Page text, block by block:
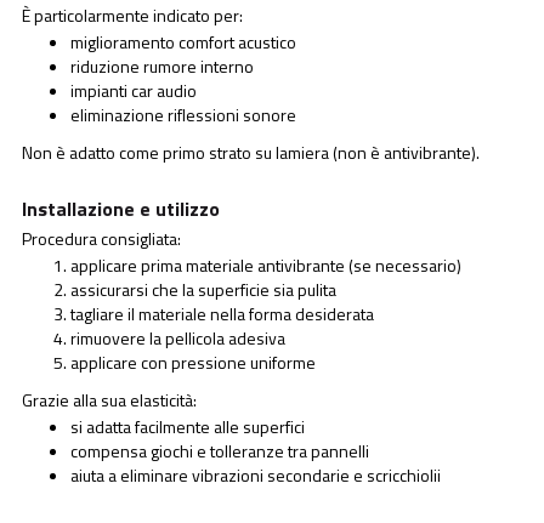
È particolarmente indicato per:
miglioramento comfort acustico
riduzione rumore interno
impianti car audio
eliminazione riflessioni sonore
Non è adatto come primo strato su lamiera (non è antivibrante).
Installazione e utilizzo
Procedura consigliata:
applicare prima materiale antivibrante (se necessario)
assicurarsi che la superficie sia pulita
tagliare il materiale nella forma desiderata
rimuovere la pellicola adesiva
applicare con pressione uniforme
Grazie alla sua elasticità:
si adatta facilmente alle superfici
compensa giochi e tolleranze tra pannelli
aiuta a eliminare vibrazioni secondarie e scricchiolii